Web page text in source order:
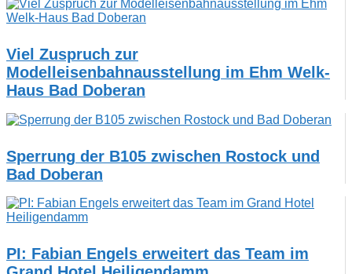
Viel Zuspruch zur
Modelleisenbahnausstellung im Ehm Welk-
Haus Bad Doberan
Sperrung der B105 zwischen Rostock und
Bad Doberan
PI: Fabian Engels erweitert das Team im